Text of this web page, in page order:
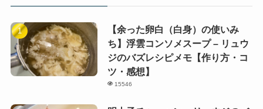
【余った卵白（白身）の使いみ
ち】浮雲コンソメスープ – リュウ
ジのバズレシピメモ【作り方・コ
ツ・感想】
15546